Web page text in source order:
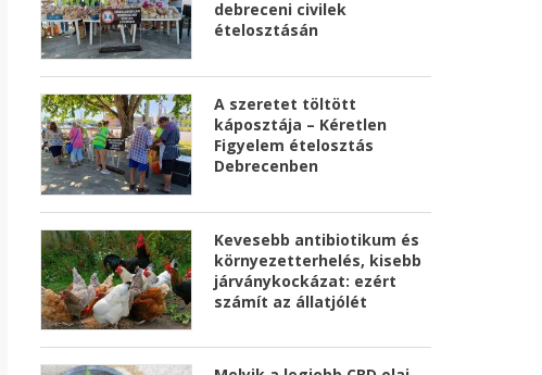
debreceni civilek
ételosztásán
A szeretet töltött
káposztája – Kéretlen
Figyelem ételosztás
Debrecenben
Kevesebb antibiotikum és
környezetterhelés, kisebb
járványkockázat: ezért
számít az állatjólét